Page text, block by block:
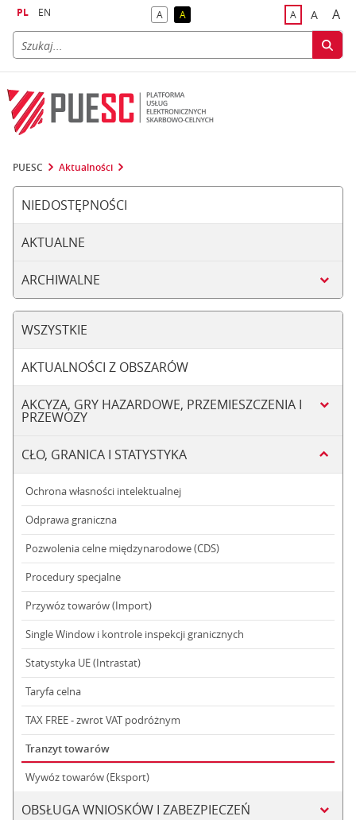
PL EN Akontrast domyślny
Akontrast żółty tekst na czarnym tle
Adomyślna
A A
PUESC Aktualności
NIEDOSTĘPNOŚCI
AKTUALNE
ARCHIWALNE
WSZYSTKIE
AKTUALNOŚCI Z OBSZARÓW
AKCYZA, GRY HAZARDOWE, PRZEMIESZCZENIA I
PRZEWOZY
CŁO, GRANICA I STATYSTYKA
Ochrona własności intelektualnej
Odprawa graniczna
Pozwolenia celne międzynarodowe (CDS)
Procedury specjalne
Przywóz towarów (Import)
Single Window i kontrole inspekcji granicznych
Statystyka UE (Intrastat)
Taryfa celna
TAX FREE - zwrot VAT podróżnym
Tranzyt towarów
Wywóz towarów (Eksport)
OBSŁUGA WNIOSKÓW I ZABEZPIECZEŃ